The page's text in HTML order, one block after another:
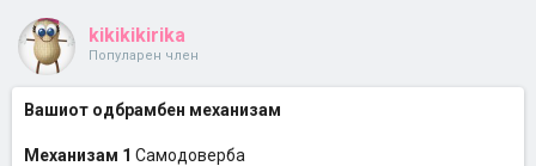
kikikikirika
Популарен член
Вашиот одбрамбен механизам
Механизам 1 Самодоверба